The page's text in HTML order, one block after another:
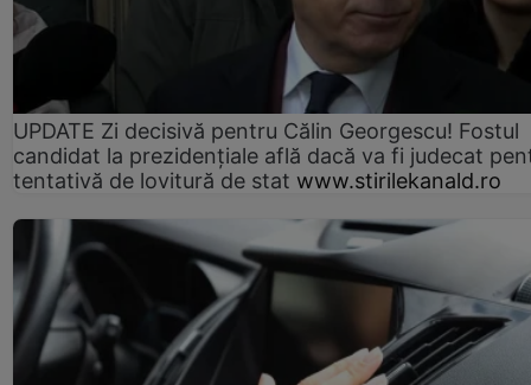
UPDATE Zi decisivă pentru Călin Georgescu! Fostul
candidat la prezidențiale află dacă va fi judecat
tentativă de lovitură de stat www.stirilekanald.ro